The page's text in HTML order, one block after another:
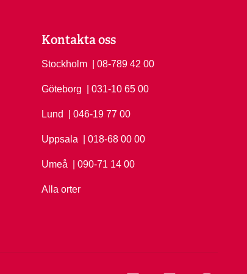
Kontakta oss
Stockholm Ring Stockholm på
| 08-789 42 00
Göteborg Ring Göteborg på
| 031-10 65 00
Lund Ring Lund på
| 046-19 77 00
Uppsala Ring Uppsala på
| 018-68 00 00
Umeå Ring Umeå på
| 090-71 14 00
Alla orter